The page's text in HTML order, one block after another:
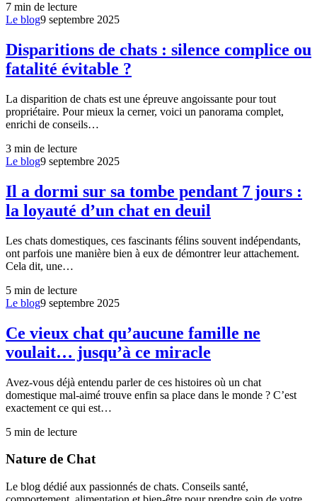
7 min de lecture
Le blog9 septembre 2025
Disparitions de chats : silence complice ou
fatalité évitable ?
La disparition de chats est une épreuve angoissante pour tout
propriétaire. Pour mieux la cerner, voici un panorama complet,
enrichi de conseils…
3 min de lecture
Le blog9 septembre 2025
Il a dormi sur sa tombe pendant 7 jours :
la loyauté d’un chat en deuil
Les chats domestiques, ces fascinants félins souvent indépendants,
ont parfois une manière bien à eux de démontrer leur attachement.
Cela dit, une…
5 min de lecture
Le blog9 septembre 2025
Ce vieux chat qu’aucune famille ne
voulait… jusqu’à ce miracle
Avez-vous déjà entendu parler de ces histoires où un chat
domestique mal-aimé trouve enfin sa place dans le monde ? C’est
exactement ce qui est…
5 min de lecture
Nature de Chat
Le blog dédié aux passionnés de chats. Conseils santé,